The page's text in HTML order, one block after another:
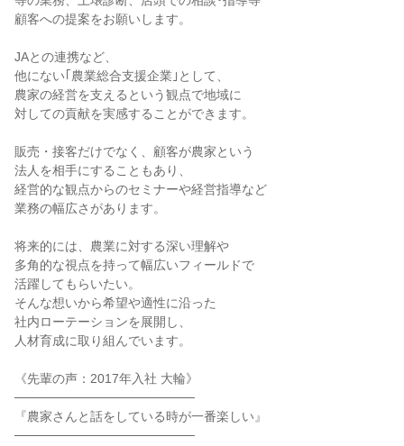
顧客への提案をお願いします。
JAとの連携など、
他にない｢農業総合支援企業｣として、
農家の経営を支えるという観点で地域に
対しての貢献を実感することができます。
販売・接客だけでなく、顧客が農家という
法人を相手にすることもあり、
経営的な観点からのセミナーや経営指導など
業務の幅広さがあります。
将来的には、農業に対する深い理解や
多角的な視点を持って幅広いフィールドで
活躍してもらいたい。
そんな想いから希望や適性に沿った
社内ローテーションを展開し、
人材育成に取り組んでいます。
《先輩の声：2017年入社 大輪》
────────────────────
『農家さんと話をしている時が一番楽しい』
────────────────────